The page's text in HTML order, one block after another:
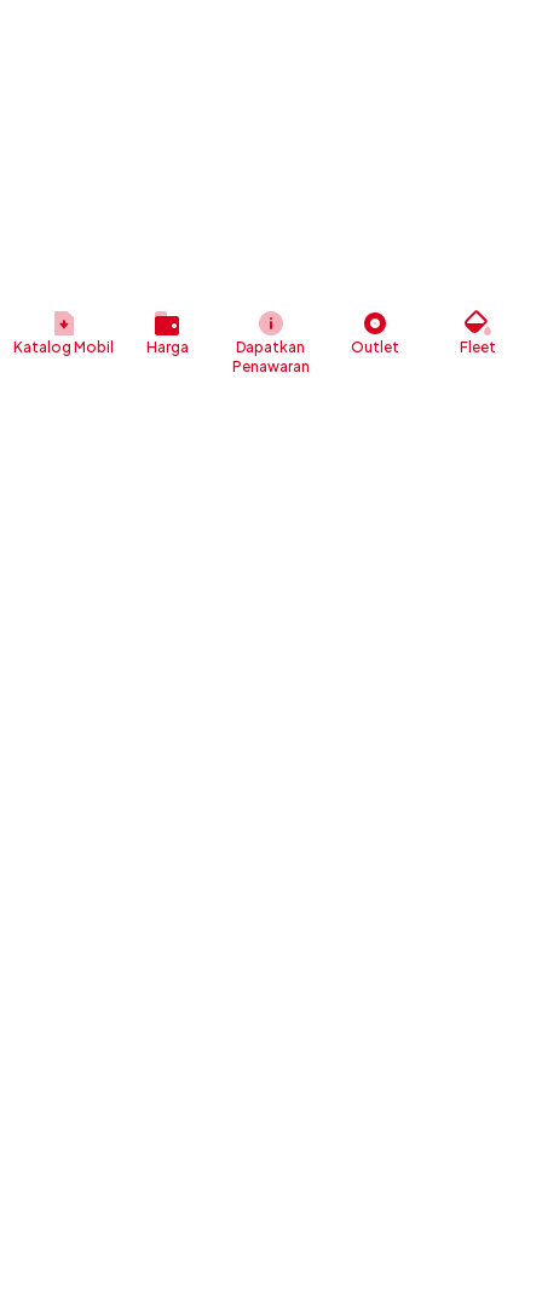
Katalog Mobil Harga
Dapatkan
Penawaran
Outlet Fleet